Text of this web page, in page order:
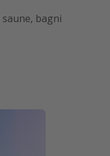
bagni